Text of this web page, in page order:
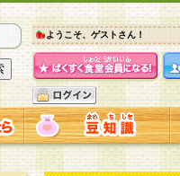
ようこそ、ゲストさん！